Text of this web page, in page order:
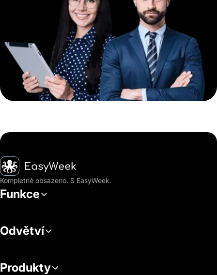
Hlavní stránka
Kompletně obsazeno. S EasyWeek.
Funkce
Odvětví
Produkty